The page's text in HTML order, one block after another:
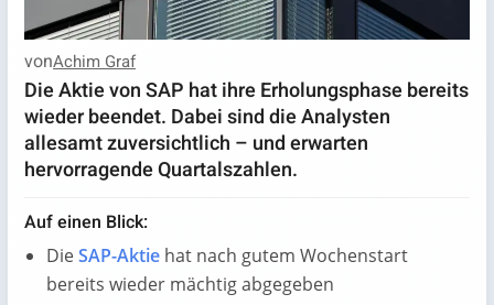
vonAchim Graf
Die Aktie von SAP hat ihre Erholungsphase bereits
wieder beendet. Dabei sind die Analysten
allesamt zuversichtlich – und erwarten
hervorragende Quartalszahlen.
Auf einen Blick:
DieSAP-Aktie hat nach gutem Wochenstart
bereits wieder mächtig abgegeben